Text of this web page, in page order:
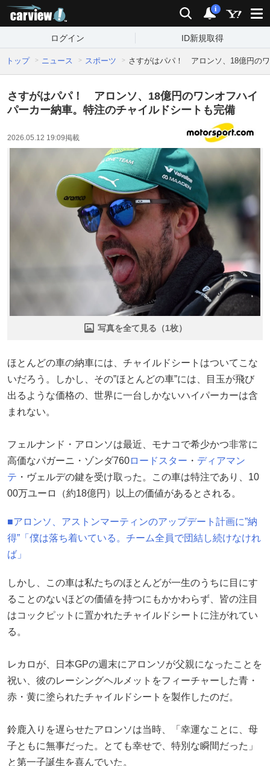
検索 通知
i
ログイン ID新規取得
トップ ニュース スポーツ さすがはパパ！ アロンソ、18億円の
さすがはパパ！ アロンソ、18億円のワンオフハイ
パーカー納車。特注のチャイルドシートも完備
2026.05.12 19:09掲載
写真を全て見る（1枚）
ほとんどの車の納車には、チャイルドシートはついてこな
いだろう。しかし、その”ほとんどの車”には、目玉が飛び
出るような価格の、世界に一台しかないハイパーカーは含
まれない。
フェルナンド・アロンソは最近、モナコで希少かつ非常に
高価なパガーニ・ゾンダ760ロードスター ・ ディアマン
テ ・ヴェルデの鍵を受け取った。この車は特注であり、10
00万ユーロ（約18億円）以上の価値があるとされる。
■アロンソ、アストンマーティンのアップデート計画に”納
得”「僕は落ち着いている。チーム全員で団結し続けなけれ
ば」
しかし、この車は私たちのほとんどが一生のうちに目にす
ることのないほどの価値を持つにもかかわらず、皆の注目
はコックピットに置かれたチャイルドシートに注がれてい
る。
レカロが、日本GPの週末にアロンソが父親になったことを
祝い、彼のレーシングヘルメットをフィーチャーした青・
赤・黄に塗られたチャイルドシートを製作したのだ。
鈴鹿入りを遅らせたアロンソは当時、「幸運なことに、母
子ともに無事だった。とても幸せで、特別な瞬間だった」
と第一子誕生を喜んでいた。